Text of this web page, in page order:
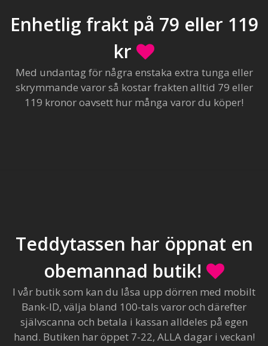
Enhetlig frakt på 79 eller 119
kr
Med undantag för några enstaka extra tunga eller
skrymmande varor så kostar frakten alltid 79 eller
119 kronor oavsett hur många varor du köper!
Teddytassen har öppnat en
obemannad butik!
I vår butik som kan du låsa upp dörren med mobilt
Bank-ID, välja bland 100-tals varor och därefter
självscanna och betala i kassan alldeles på egen
hand. Butiken har öppet 7-22, ALLA dagar i veckan!